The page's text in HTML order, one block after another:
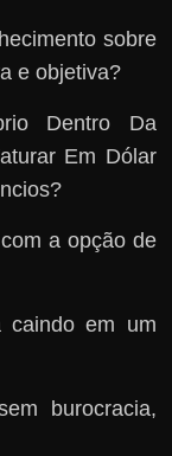
sobre
e objetiva?
Dentro Da
Em Dólar
a opção de
caindo em um
burocracia,